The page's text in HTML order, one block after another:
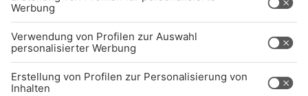
Über uns